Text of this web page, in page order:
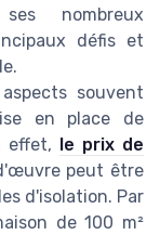
nombreux
défis et
souvent
en place de
effet, le prix de
peut être
d'isolation. Par
de 100 m²